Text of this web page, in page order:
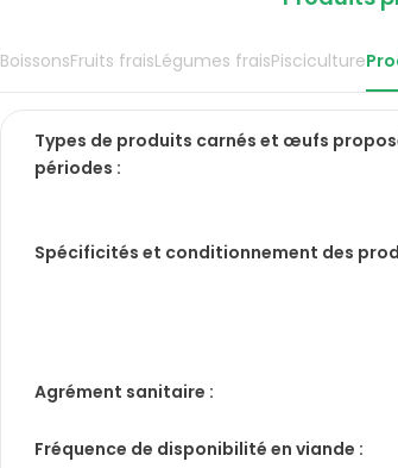
BoissonsFruits fraisLégumes fraisPisciculture
Types de produits carnés et œufs
périodes :
Spécificités et conditionnement des
Agrément sanitaire :
Fréquence de disponibilité en viande :